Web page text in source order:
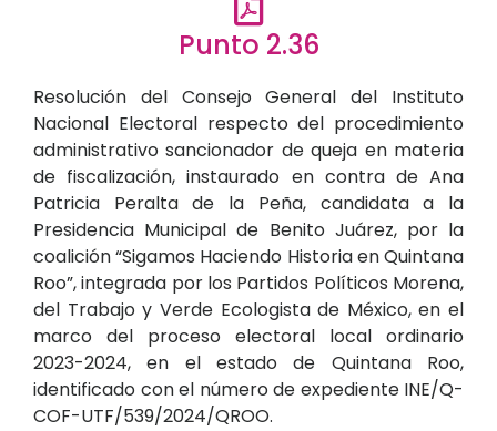
Punto 2.36
Resolución del Consejo General del Instituto
Nacional Electoral respecto del procedimiento
administrativo sancionador de queja en materia
de fiscalización, instaurado en contra de Ana
Patricia Peralta de la Peña, candidata a la
Presidencia Municipal de Benito Juárez, por la
coalición “Sigamos Haciendo Historia en Quintana
Roo”, integrada por los Partidos Políticos Morena,
del Trabajo y Verde Ecologista de México, en el
marco del proceso electoral local ordinario
2023-2024, en el estado de Quintana Roo,
identificado con el número de expediente INE/Q-
COF-UTF/539/2024/QROO.